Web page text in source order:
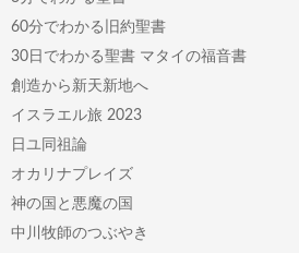
60分でわかる旧約聖書
30日でわかる聖書 マタイの福音書
創造から新天新地へ
イスラエル旅 2023
日ユ同祖論
オカリナプレイズ
神の国と悪魔の国
中川牧師のつぶやき